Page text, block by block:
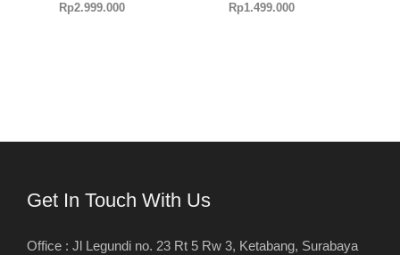
Rp2.999.000 Rp1.499.000
Get In Touch With Us
Office : Jl Legundi no. 23 Rt 5 Rw 3, Ketabang, Surabaya